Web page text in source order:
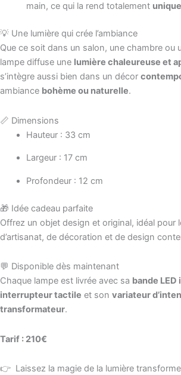
main, ce qui la rend totalement unique
💡 Une lumière qui crée l’ambiance
Que ce soit dans un salon, une chambre ou
lampe diffuse une lumière chaleureuse et
s’intègre aussi bien dans un décor
ambiance bohème ou naturelle.
📏 Dimensions
Hauteur : 33 cm
Largeur : 17 cm
Profondeur : 12 cm
🎁 Idée cadeau parfaite
Offrez un objet design et original, idéal pour
d’artisanat, de décoration et de design
💬 Disponible dès maintenant
Chaque lampe est livrée avec sa bande
interrupteur tactile et son variateur
transformateur.
Tarif : 210€
👉 Laissez la magie de la lumière